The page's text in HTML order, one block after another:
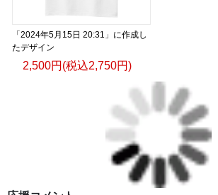
「2024年5月15日 20:31」に作成し
たデザイン
2,500円(税込2,750円)